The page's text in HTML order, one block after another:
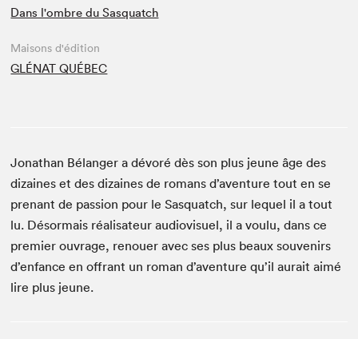
Dans l'ombre du Sasquatch
Maisons d'édition
GLÉNAT QUÉBEC
Jonathan Bélanger a dévoré dès son plus jeune âge des
dizaines et des dizaines de romans d’aventure tout en se
prenant de passion pour le Sasquatch, sur lequel il a tout
lu. Désormais réalisateur audiovisuel, il a voulu, dans ce
premier ouvrage, renouer avec ses plus beaux souvenirs
d’enfance en offrant un roman d’aventure qu’il aurait aimé
lire plus jeune.